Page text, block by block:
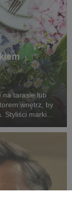
na tarasie lub
wnętrz, by
Styliści marki